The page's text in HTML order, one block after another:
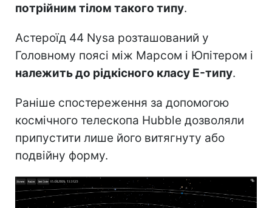
потрійним тілом такого типу.
Астероїд 44 Nysa розташований у
Головному поясі між Марсом і Юпітером і
належить до рідкісного класу E-типу.
Раніше спостереження за допомогою
космічного телескопа Hubble дозволяли
припустити лише його витягнуту або
подвійну форму.